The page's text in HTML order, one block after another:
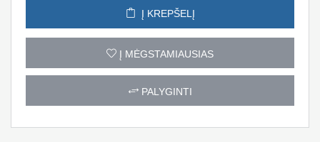
Į KREPŠELĮ
Į MĖGSTAMIAUSIAS
PALYGINTI